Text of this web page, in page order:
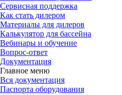
Сервисная поддержка
Как стать дилером
Материалы для дилеров
Калькулятор для бассейна
Вебинары и обучение
Вопрос-ответ
Документация
Главное меню
Вся документация
Паспорта оборудования